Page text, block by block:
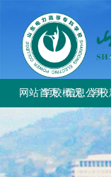
网站首页学校概况
学校简介
学校章程
历史沿革
信息公开
学校